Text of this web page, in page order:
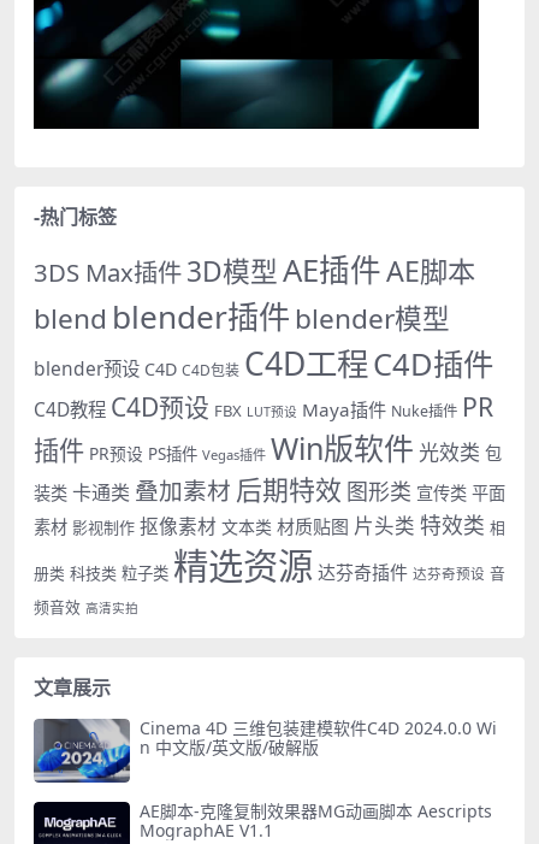
-热门标签
3DS Max插件3D模型AE插件AE脚本
blend blender插件 blender模型
blender预设 C4D C4D包装 C4D工程C4D插件
C4D教程 C4D预设 FBX LUT预设 Maya插件 Nuke插件 PR
插件 PR预设 PS插件 Vegas插件 Win版软件 光效类 包
装类 卡通类 叠加素材 后期特效 图形类 宣传类 平面
素材 影视制作 抠像素材 文本类 材质贴图 片头类 特效类 相
册类 科技类 粒子类 精选资源 达芬奇插件 达芬奇预设 音
频音效 高清实拍
文章展示
Cinema 4D 三维包装建模软件C4D 2024.0.0 Wi
n 中文版/英文版/破解版
AE脚本-克隆复制效果器MG动画脚本 Aescripts
MographAE V1.1